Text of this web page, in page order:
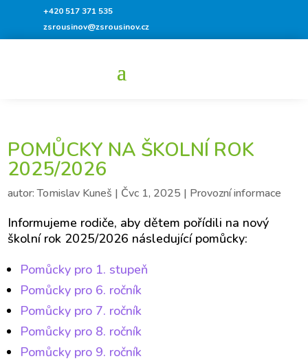
+420 517 371 535
zsrousinov@zsrousinov.cz
POMŮCKY NA ŠKOLNÍ ROK
2025/2026
autor:Tomislav Kuneš | Čvc 1, 2025 | Provozní informace
Informujeme rodiče, aby dětem pořídili na nový
školní rok 2025/2026 následující pomůcky:
Pomůcky pro 1. stupeň
Pomůcky pro 6. ročník
Pomůcky pro 7. ročník
Pomůcky pro 8. ročník
Pomůcky pro 9. ročník